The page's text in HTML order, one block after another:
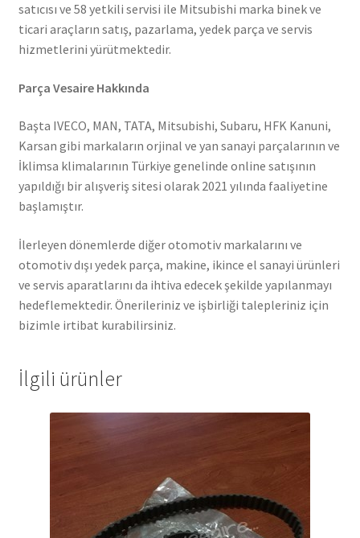
satıcısı ve 58 yetkili servisi ile Mitsubishi marka binek ve
ticari araçların satış, pazarlama, yedek parça ve servis
hizmetlerini yürütmektedir.
Parça Vesaire Hakkında
Başta IVECO, MAN, TATA, Mitsubishi, Subaru, HFK Kanuni,
Karsan gibi markaların orjinal ve yan sanayi parçalarının ve
İklimsa klimalarının Türkiye genelinde online satışının
yapıldığı bir alışveriş sitesi olarak 2021 yılında faaliyetine
başlamıştır.
İlerleyen dönemlerde diğer otomotiv markalarını ve
otomotiv dışı yedek parça, makine, ikince el sanayi ürünleri
ve servis aparatlarını da ihtiva edecek şekilde yapılanmayı
hedeflemektedir. Önerileriniz ve işbirliği talepleriniz için
bizimle irtibat kurabilirsiniz.
İlgili ürünler